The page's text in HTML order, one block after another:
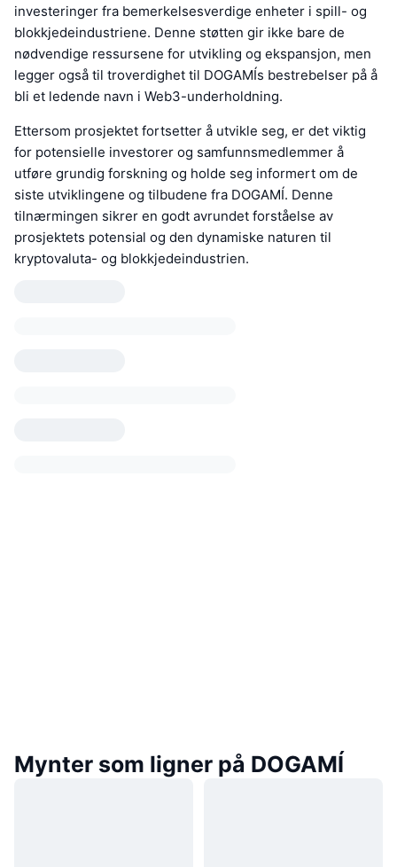
investeringer fra bemerkelsesverdige enheter i spill- og
blokkjedeindustriene. Denne støtten gir ikke bare de
nødvendige ressursene for utvikling og ekspansjon, men
legger også til troverdighet til DOGAMÍs bestrebelser på å
bli et ledende navn i Web3-underholdning.
Ettersom prosjektet fortsetter å utvikle seg, er det viktig
for potensielle investorer og samfunnsmedlemmer å
utføre grundig forskning og holde seg informert om de
siste utviklingene og tilbudene fra DOGAMÍ. Denne
tilnærmingen sikrer en godt avrundet forståelse av
prosjektets potensial og den dynamiske naturen til
kryptovaluta- og blokkjedeindustrien.
Mynter som ligner på DOGAMÍ